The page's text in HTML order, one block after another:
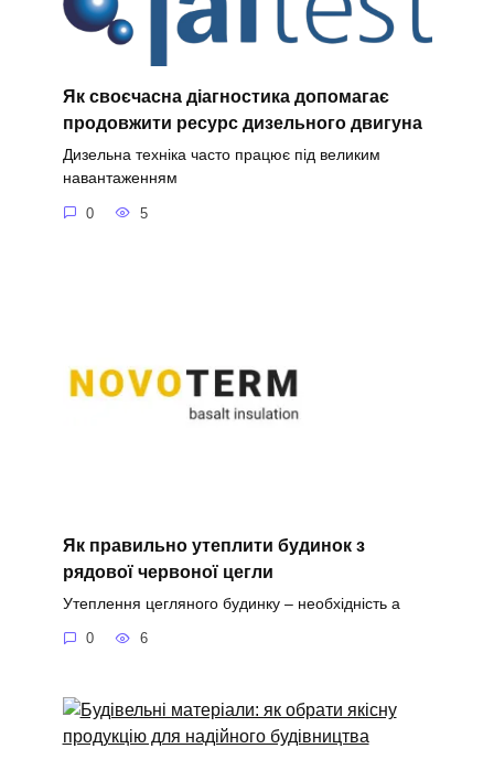
Як своєчасна діагностика допомагає
продовжити ресурс дизельного двигуна
Дизельна техніка часто працює під великим
навантаженням
0 5
Як правильно утеплити будинок з
рядової червоної цегли
Утеплення цегляного будинку – необхідність а
0 6